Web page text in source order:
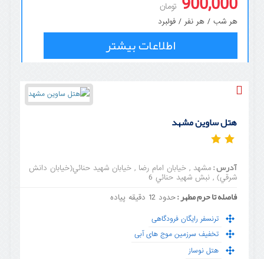
تومان
هر شب / هر نفر / فولبرد
اطلاعات بیشتر
هتل ساوین مشهد
آدرس : مشهد , خیابان امام رضا , خيابان شهيد حنائي(خيابان دانش
شرقي) , نبش شهيد حنائي 6
فاصله تا حرم مطهر :حدود 12 دقیقه پیاده
ترنسفر رایگان فرودگاهی
تخفیف سرزمین موج های آبی
هتل نوساز